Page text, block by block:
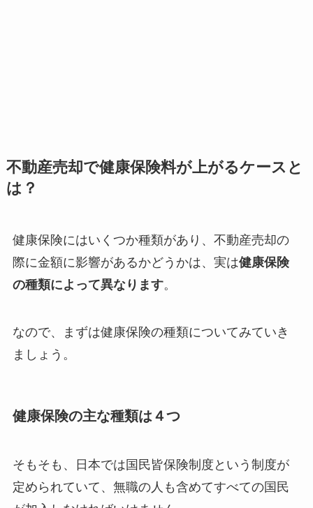
不動産売却で健康保険料が上がるケースと
は？
健康保険にはいくつか種類があり、不動産売却の
際に金額に影響があるかどうかは、実は健康保険
の種類によって異なります。
なので、まずは健康保険の種類についてみていき
ましょう。
健康保険の主な種類は４つ
そもそも、日本では国民皆保険制度という制度が
定められていて、無職の人も含めてすべての国民